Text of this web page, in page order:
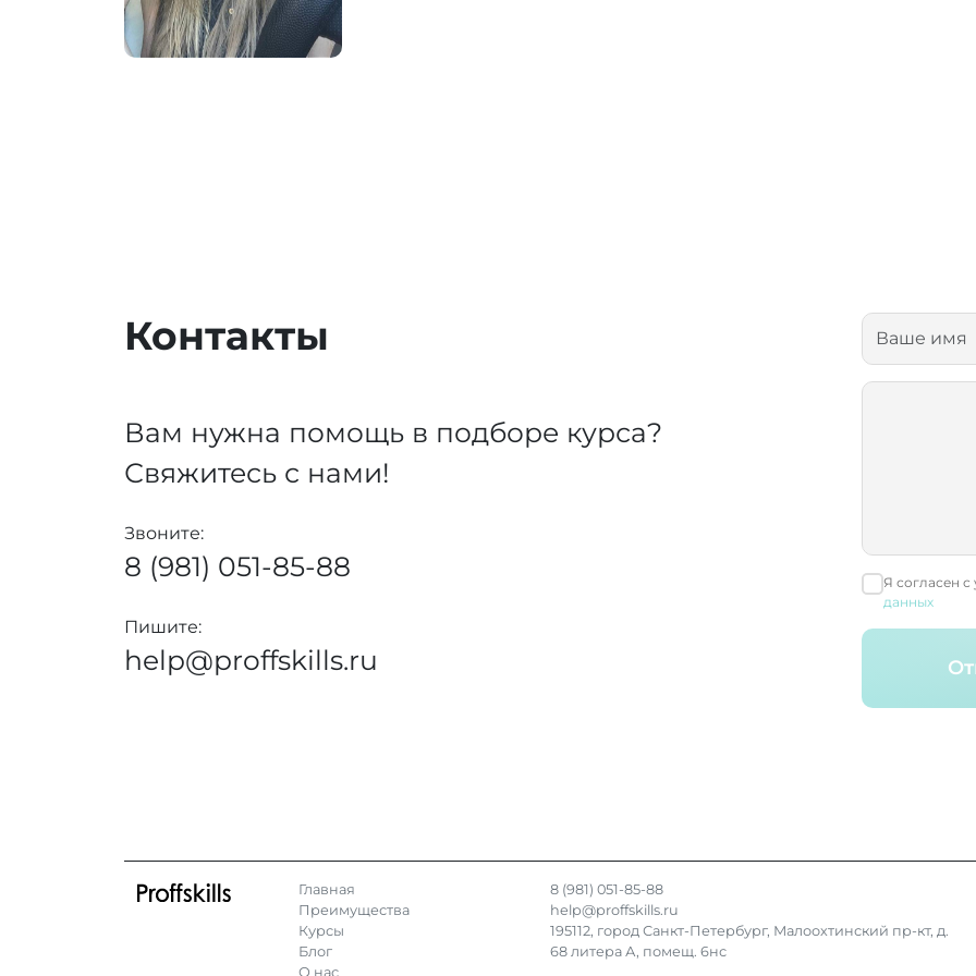
Контакты
Вам нужна помощь в подборе курса?
Свяжитесь с нами!
Звоните:
8 (981) 051-85-88
Пишите:
help@proffskills.ru
Я согласен с
данных
Главная
Преимущества
Курсы
Блог
О нас
8 (981) 051-85-88
help@proffskills.ru
195112, город Санкт-Петербург, Малоохтинский пр-кт, д.
68 литера А, помещ. 6нс